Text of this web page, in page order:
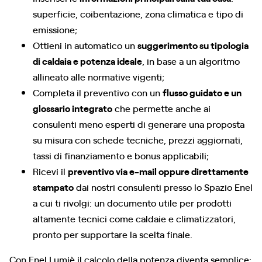
superficie, coibentazione, zona climatica e tipo di
emissione;
Ottieni in automatico unsuggerimento su tipologia
di caldaia e potenza ideale , in base a un algoritmo
allineato alle normative vigenti;
Completa il preventivo con unflusso guidato e un
glossario integratoche permette anche ai
consulenti meno esperti di generare una proposta
su misura con schede tecniche, prezzi aggiornati,
tassi di finanziamento e bonus applicabili;
Ricevi il preventivo via e-mail oppure direttamente
stampatodai nostri consulenti presso lo Spazio Enel
a cui ti rivolgi: un documento utile per prodotti
altamente tecnici come caldaie e climatizzatori,
pronto per supportare la scelta finale.
Con Enel Lumiè il calcolo della potenza diventa semplice: